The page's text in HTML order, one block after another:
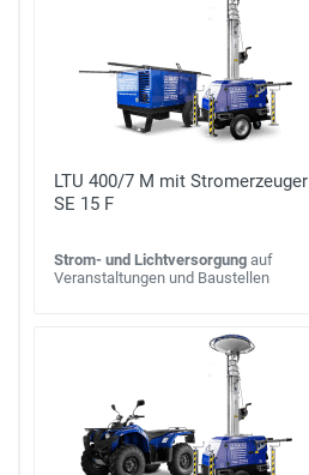
LTU 400/7 M mit Stromerzeuger
SE 15 F
Strom- und Lichtversorgung auf
Veranstaltungen und Baustellen